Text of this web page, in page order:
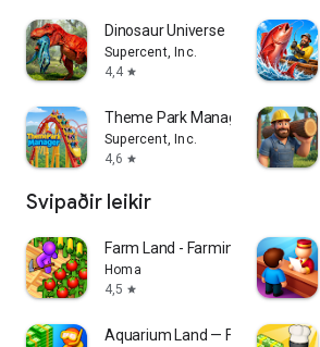
Dinosaur Universe
Supercent, Inc.
4,4 star
Theme Park Manager
Supercent, Inc.
4,6 star
Svipaðir leikir
Farm Land - Farming life game
Homa
4,5 star
Aquarium Land — Fishbowl World